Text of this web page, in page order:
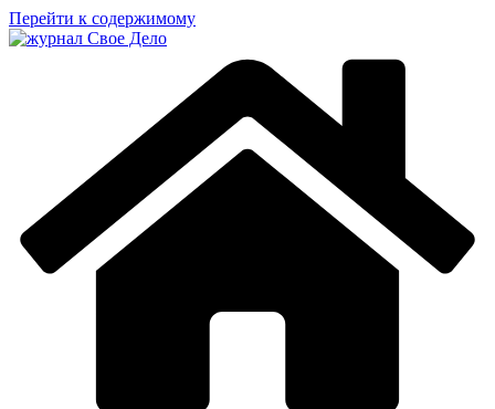
Перейти к содержимому